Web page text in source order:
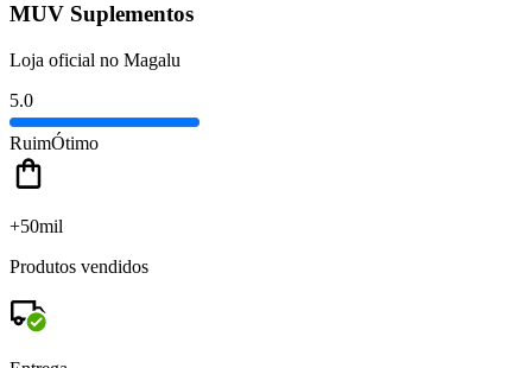
MUV Suplementos
Loja oficial no Magalu
5.0
RuimÓtimo
+50mil
Produtos vendidos